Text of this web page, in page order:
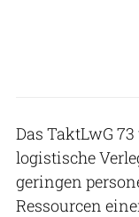
Das TaktLwG
logistische
geringen
Ressourcen